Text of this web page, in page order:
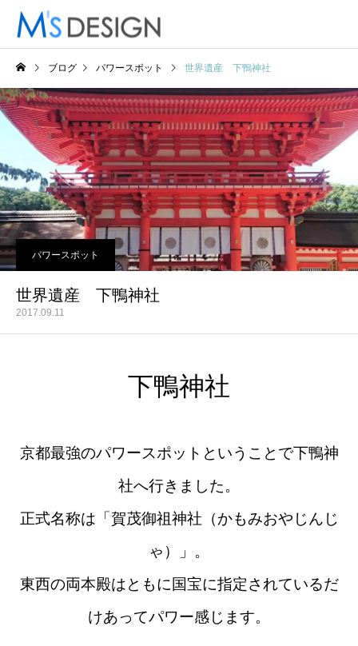
ブログ パワースポット 世界遺産 下鴨神社
パワースポット
世界遺産 下鴨神社
2017.09.11
下鴨神社
京都最強のパワースポットということで下鴨神
社へ行きました。
正式名称は「賀茂御祖神社（かもみおやじんじ
ゃ）」。
東西の両本殿はともに国宝に指定されているだ
けあってパワー感じます。